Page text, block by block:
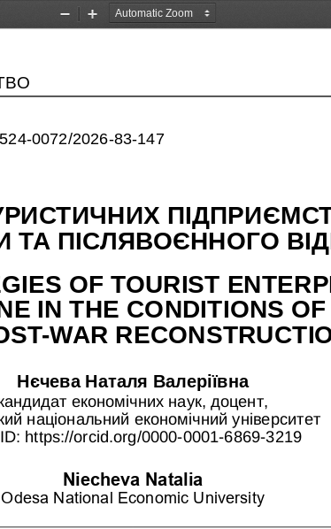
Zoom
Zoom
0072/2026-83-147
ТА ПІСЛЯВОЄННОГО
OF TOURIST
IN THE CONDITIONS
WAR
Нєчева Наталя Валеріївна
економічних наук, доцент,
національний економічний університет
https://orcid.org/0000-0001-6869-3219
Niecheva Natalia
Odesa National Economic University